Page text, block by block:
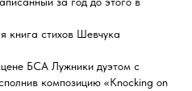
книга стихов Шевчука
БСА Лужники дуэтом с
композицию «Knocking on